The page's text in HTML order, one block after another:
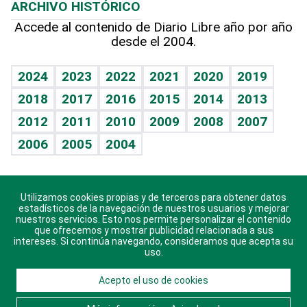
Hablando con el pediatra
Vida y familia
Eñe
Celebrando la vida
Sin complejos
En pocas palabras
Escuchando al corazón
Economía Personal
Línea de hit
TBT Deportivo
Más firmas
Hecho en casa
Guía del dinero
Cumpleaños
Horóscopos
Crucigramas
ARCHIVO HISTÓRICO
Accede al contenido de Diario Libre año por año
desde el 2004.
2024 2023 2022 2021 2020
2019
2018
2017 2016 2015 2014
2013
2012
2011 2010 2009 2008
2007
2006
2005 2004
Descarga nuestras aplicaciones para Android, iOS y
sistema Huawei.
© 2021 Diario Libre, todos los derechos reservados.
Utilizamos cookies propias y de terceros para obtener datos
estadísticos de la navegación de nuestros usuarios y mejorar
nuestros servicios. Esto nos permite personalizar el contenido
que ofrecemos y mostrar publicidad relacionada a sus
intereses. Si continúa navegando, consideramos que acepta su
uso.
Acepto el uso de cookies